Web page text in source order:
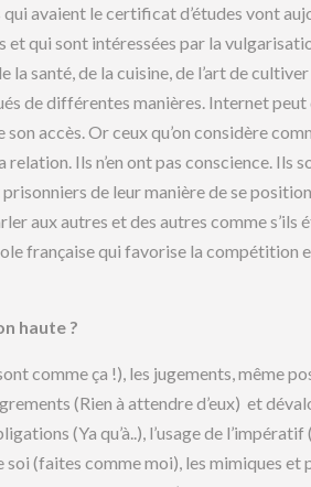
avaient le certificat d’études vont
et qui sont intéressées par la
la santé, de la cuisine, de l’art de
de différentes manières. Internet peut
accès. Or ceux qu’on considère
Ils n’en ont pas conscience. Ils
de leur manière de se
aux autres et des autres comme s’ils
française qui favorise la compétition
haute ?
comme ça !), les jugements, même
(Rien à attendre d’eux) et
(Ya qu’à..), l’usage de
(faites comme moi), les mimiques et